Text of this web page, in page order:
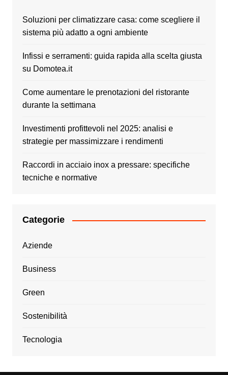
Soluzioni per climatizzare casa: come scegliere il
sistema più adatto a ogni ambiente
Infissi e serramenti: guida rapida alla scelta giusta
su Domotea.it
Come aumentare le prenotazioni del ristorante
durante la settimana
Investimenti profittevoli nel 2025: analisi e
strategie per massimizzare i rendimenti
Raccordi in acciaio inox a pressare: specifiche
tecniche e normative
Categorie
Aziende
Business
Green
Sostenibilità
Tecnologia